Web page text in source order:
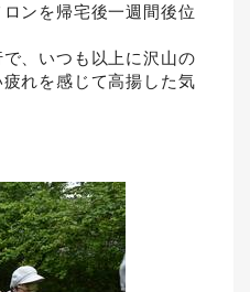
ンを帰宅後一週間後位
、いつも以上に沢山の
れを感じて高揚した気